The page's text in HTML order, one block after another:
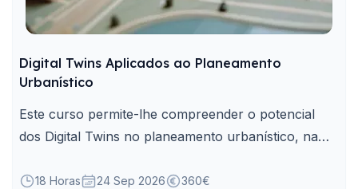
Digital Twins Aplicados ao Planeamento
Urbanístico
Este curso permite-lhe compreender o potencial
dos Digital Twins no planeamento urbanístico, na
18 Horas 24 Sep 2026
360€